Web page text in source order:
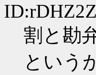
割と勘
という